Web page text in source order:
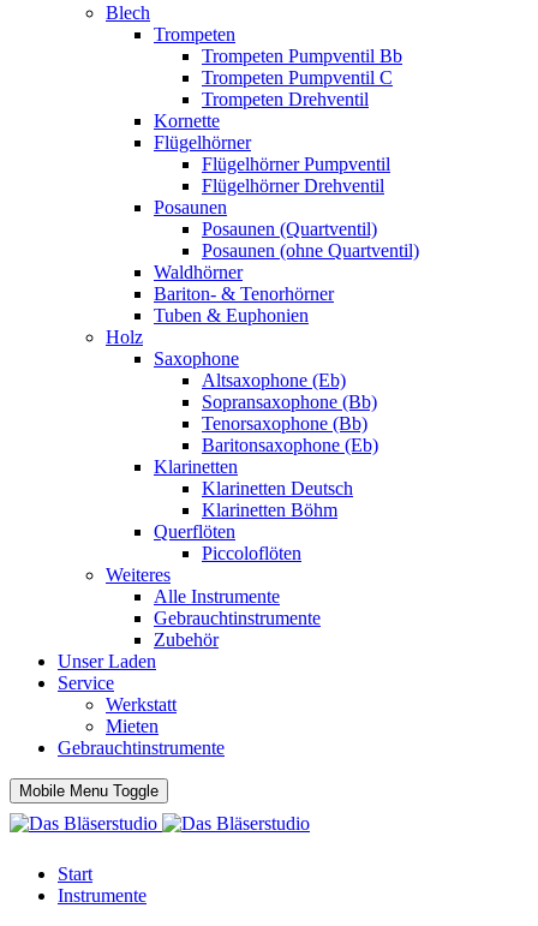
Blech
Trompeten
Trompeten Pumpventil Bb
Trompeten Pumpventil C
Trompeten Drehventil
Kornette
Flügelhörner
Flügelhörner Pumpventil
Flügelhörner Drehventil
Posaunen
Posaunen (Quartventil)
Posaunen (ohne Quartventil)
Waldhörner
Bariton- & Tenorhörner
Tuben & Euphonien
Holz
Saxophone
Altsaxophone (Eb)
Sopransaxophone (Bb)
Tenorsaxophone (Bb)
Baritonsaxophone (Eb)
Klarinetten
Klarinetten Deutsch
Klarinetten Böhm
Querflöten
Piccoloflöten
Weiteres
Alle Instrumente
Gebrauchtinstrumente
Zubehör
Unser Laden
Service
Werkstatt
Mieten
Gebrauchtinstrumente
Mobile Menu Toggle
Start
Instrumente